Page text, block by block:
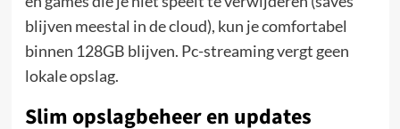
blijven meestal in de cloud), kun je comfortabel
binnen 128GB blijven. Pc-streaming vergt geen
lokale opslag.
Slim opslagbeheer en updates